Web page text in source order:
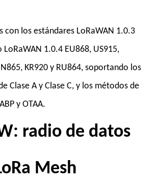
con los estándares LoRaWAN 1.0.3
LoRaWAN 1.0.4 EU868, US915,
KR920 y RU864, soportando los
Clase A y Clase C, y los métodos de
y OTAA.
radio de datos
Mesh